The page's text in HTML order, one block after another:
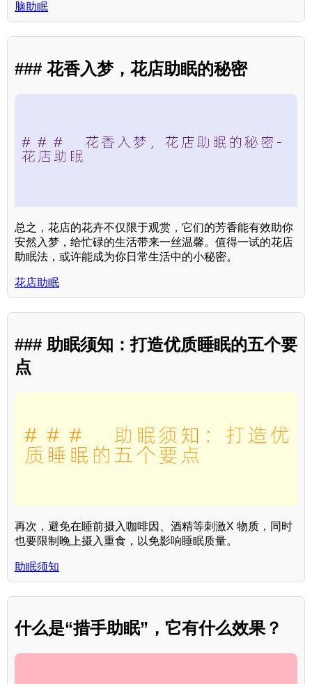
脑助眠
### 花香入梦，花店助眠的秘密
总之，花店的花卉不仅限于观赏，它们的芳香能有效助你
安然入梦，给忙碌的生活带来一丝温馨。值得一试的花店
助眠法，或许能成为你日常生活中的小秘密。
花店助眠
### 助眠须知：打造优质睡眠的五个要
点
再次，避免在睡前摄入咖啡因、酒精等刺激X 物质，同时
也要限制晚上摄入重食，以免影响睡眠质量。
助眠须知
什么是“措手助眠”，它有什么效果？